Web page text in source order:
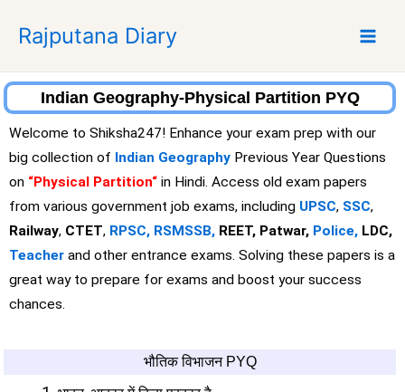
p
Rajputana Diary
Indian Geography-Physical Partition PYQ
Welcome to Shiksha247! Enhance your exam prep with our
big collection of Indian Geography Previous Year Questions
on “Physical Partition“ in Hindi. Access old exam papers
from various government job exams, including UPSC, SSC,
Railway, CTET, RPSC, RSMSSB, REET, Patwar, Police, LDC,
Teacher and other entrance exams. Solving these papers is a
great way to prepare for exams and boost your success
chances.
भौतिक विभाजन PYQ